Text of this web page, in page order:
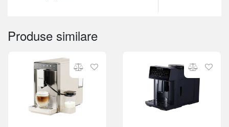
Produse similare